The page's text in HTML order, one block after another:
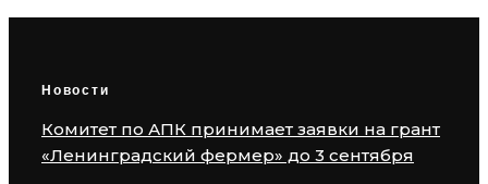
Новости
Комитет по АПК принимает заявки на грант
«Ленинградский фермер» до 3 сентября